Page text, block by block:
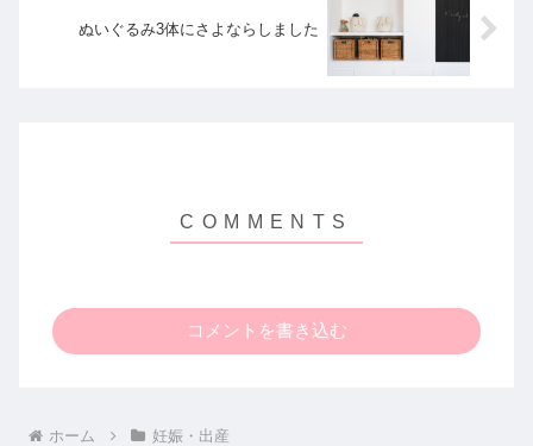
ぬいぐるみ3体にさよならしました
コメントを書き込む
ホーム 妊娠・出産